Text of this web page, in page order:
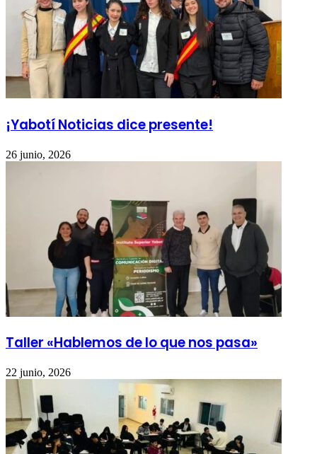
¡Yabotí Noticias dice presente!
26 junio, 2026
Taller «Hablemos de lo que nos pasa»
22 junio, 2026